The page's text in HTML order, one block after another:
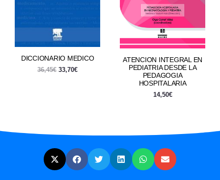
DICCIONARIO MEDICO
36,45€ 33,70€
ATENCION INTEGRAL EN
PEDIATRIA DESDE LA
PEDAGOGIA
HOSPITALARIA
14,50€